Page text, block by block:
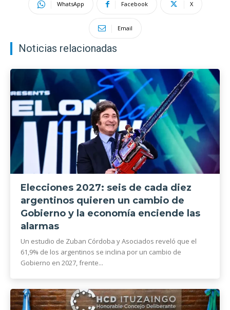
WhatsApp Facebook X
Email
Noticias relacionadas
Elecciones 2027: seis de cada diez
argentinos quieren un cambio de
Gobierno y la economía enciende las
alarmas
Un estudio de Zuban Córdoba y Asociados reveló que el
61,9% de los argentinos se inclina por un cambio de
Gobierno en 2027, frente...